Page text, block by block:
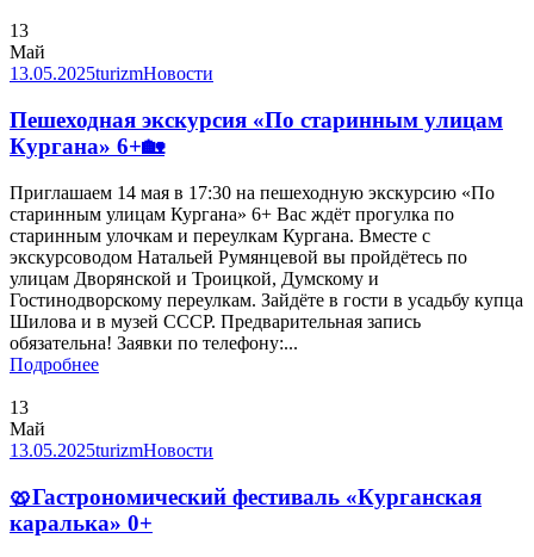
13
Май
13.05.2025turizmНовости
Пешеходная экскурсия «По старинным улицам
Кургана» 6+🏡
Приглашаем 14 мая в 17:30 на пешеходную экскурсию «По
старинным улицам Кургана» 6+ Вас ждёт прогулка по
старинным улочкам и переулкам Кургана. Вместе с
экскурсоводом Натальей Румянцевой вы пройдётесь по
улицам Дворянской и Троицкой, Думскому и
Гостинодворскому переулкам. Зайдёте в гости в усадьбу купца
Шилова и в музей СССР. Предварительная запись
обязательна! Заявки по телефону:...
Подробнее
13
Май
13.05.2025turizmНовости
🥨Гастрономический фестиваль «Курганская
каралька» 0+